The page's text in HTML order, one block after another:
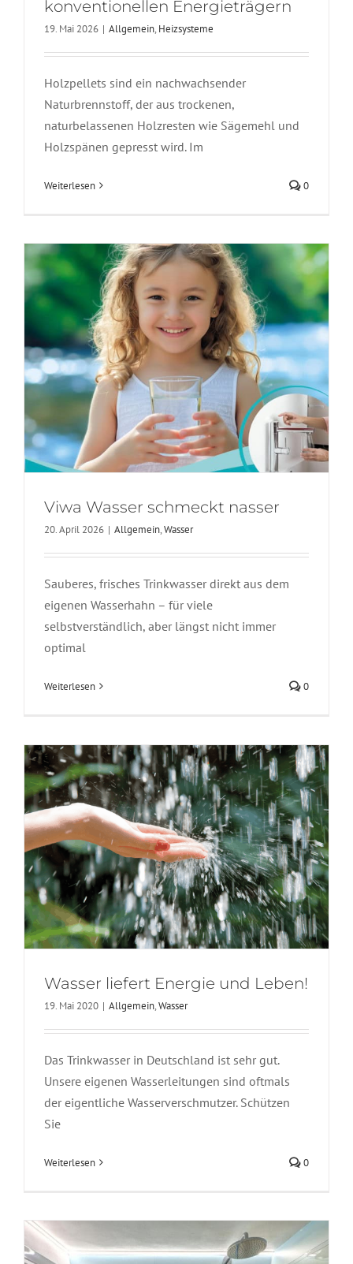
konventionellen Energieträgern
19. Mai 2026 | Allgemein, Heizsysteme
Holzpellets sind ein nachwachsender
Naturbrennstoff, der aus trockenen,
naturbelassenen Holzresten wie Sägemehl und
Holzspänen gepresst wird. Im
Weiterlesen 0
Viwa Wasser schmeckt nasser
Viwa Wasser schmeckt nasser
20. April 2026 | Allgemein,Wasser
Sauberes, frisches Trinkwasser direkt aus dem
eigenen Wasserhahn – für viele
selbstverständlich, aber längst nicht immer
optimal
Weiterlesen 0
Wasser liefert Energie und Leben!
Wasser liefert Energie und Leben!
19. Mai 2020 | Allgemein,Wasser
Das Trinkwasser in Deutschland ist sehr gut.
Unsere eigenen Wasserleitungen sind oftmals
der eigentliche Wasserverschmutzer. Schützen
Sie
Weiterlesen 0